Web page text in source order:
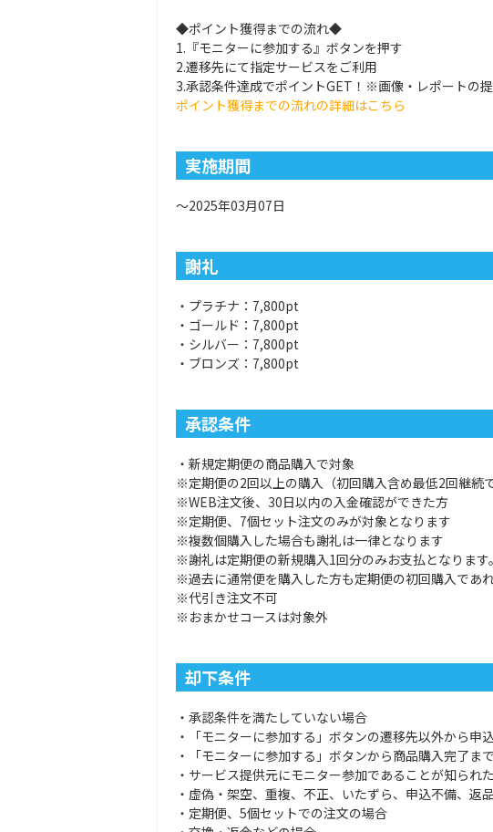
◆ポイント獲得までの流れ◆
1.『モニターに参加する』ボタンを押す
2.遷移先にて指定サービスをご利用
3.承認条件達成でポイントGET！※画像・レポートの
ポイント獲得までの流れの詳細はこちら
実施期間
～2025年03月07日
謝礼
・プラチナ：7,800pt
・ゴールド：7,800pt
・シルバー：7,800pt
・ブロンズ：7,800pt
承認条件
・新規定期便の商品購入で対象
※定期便の2回以上の購入（初回購入含め最低2回継続
※WEB注文後、30日以内の入金確認ができた方
※定期便、7個セット注文のみが対象となります
※複数個購入した場合も謝礼は一律となります
※謝礼は定期便の新規購入1回分のみお支払となります。
※過去に通常便を購入した方も定期便の初回購入であれ
※代引き注文不可
※おまかせコースは対象外
却下条件
・承認条件を満たしていない場合
・「モニターに参加する」ボタンの遷移先以外から申
・「モニターに参加する」ボタンから商品購入完了ま
・サービス提供元にモニター参加であることが知られ
・虚偽・架空、重複、不正、いたずら、申込不備、
・定期便、5個セットでの注文の場合